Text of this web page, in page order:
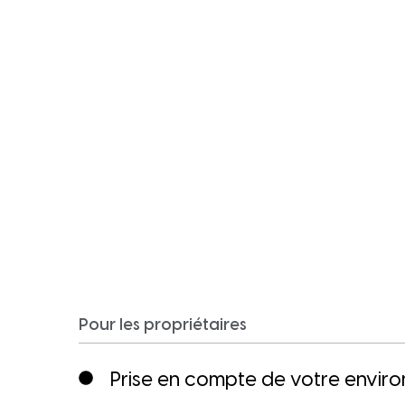
Pour les propriétaires
Prise en compte de votre